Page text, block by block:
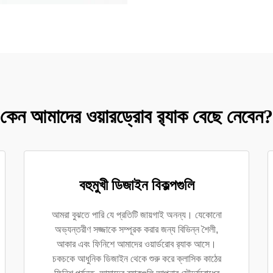
কেন আমাদের ওয়ারড্রোব র‍্যাক বেছে নেবেন?
বহুমুখী ডিজাইন বিকল্পগুলি
আমরা বুঝতে পারি যে প্রতিটি জায়গাই অনন্য। যেকোনো
অভ্যন্তরীণ সজ্জাকে সম্পূরক করার জন্য বিভিন্ন শৈলী,
আকার এবং ফিনিশে আমাদের ওয়ার্ডরোব র‍্যাক আসে।
চকচকে আধুনিক ডিজাইন থেকে শুরু করে ক্লাসিক কাঠের